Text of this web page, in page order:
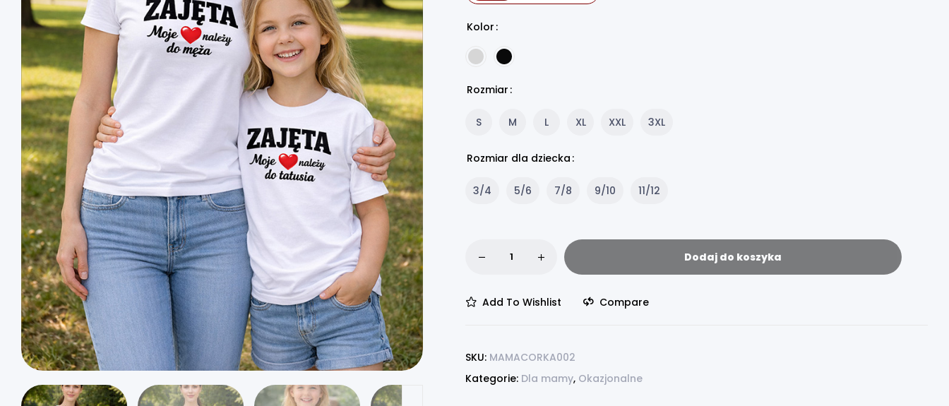
Kolor
Rozmiar
S M L XL XXL 3XL
Rozmiar dla dziecka
3/4 5/6 7/8 9/10 11/12
Dodaj do koszyka
Add To Wishlist Compare
SKU: MAMACORKA002
Kategorie: Dla mamy, Okazjonalne